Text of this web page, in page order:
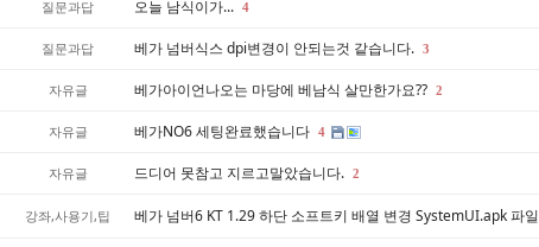
질문과답 오늘 남식이가... 4
질문과답 베가 넘버식스 dpi변경이 안되는것 같습니다. 3
자유글 베가아이언나오는 마당에 베남식 살만한가요?? 2
자유글 베가NO6 세팅완료했습니다 4
자유글 드디어 못참고 지르고말았습니다. 2
강좌,사용기,팁 베가 넘버6 KT 1.29 하단 소프트키 배열 변경 SystemUI.apk 파일